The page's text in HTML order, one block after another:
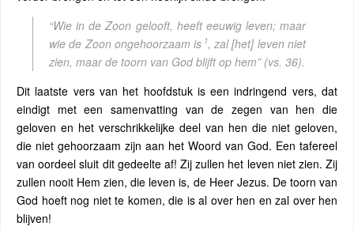
“Wie in de Zoon gelooft, heeft eeuwig leven; maar
wie de Zoon ongehoorzaam is 1, zal [het] leven niet
zien, maar de toorn van God blijft op hem” (vs. 36).
Dit laatste vers van het hoofdstuk is een indringend vers, dat
eindigt met een samenvatting van de zegen van hen die
geloven en het verschrikkelijke deel van hen die niet geloven,
die niet gehoorzaam zijn aan het Woord van God. Een tafereel
van oordeel sluit dit gedeelte af! Zij zullen het leven niet zien. Zij
zullen nooit Hem zien, die leven is, de Heer Jezus. De toorn van
God hoeft nog niet te komen, die is al over hen en zal over hen
blijven!